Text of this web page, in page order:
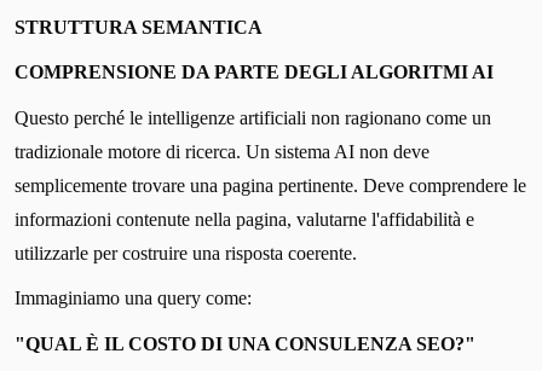
STRUTTURA SEMANTICA
COMPRENSIONE DA PARTE DEGLI ALGORITMI AI
Questo perché le intelligenze artificiali non ragionano come un
tradizionale motore di ricerca. Un sistema AI non deve
semplicemente trovare una pagina pertinente. Deve comprendere le
informazioni contenute nella pagina, valutarne l'affidabilità e
utilizzarle per costruire una risposta coerente.
Immaginiamo una query come:
"QUAL È IL COSTO DI UNA CONSULENZA SEO?"